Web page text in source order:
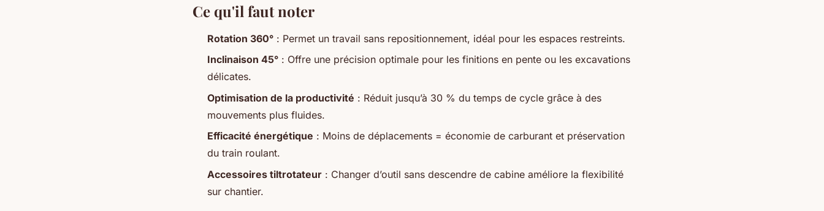
Ce qu'il faut noter
Rotation 360° : Permet un travail sans repositionnement, idéal pour les espaces restreints.
Inclinaison 45° : Offre une précision optimale pour les finitions en pente ou les excavations
délicates.
Optimisation de la productivité : Réduit jusqu’à 30 % du temps de cycle grâce à des
mouvements plus fluides.
Efficacité énergétique : Moins de déplacements = économie de carburant et préservation
du train roulant.
Accessoires tiltrotateur : Changer d’outil sans descendre de cabine améliore la flexibilité
sur chantier.